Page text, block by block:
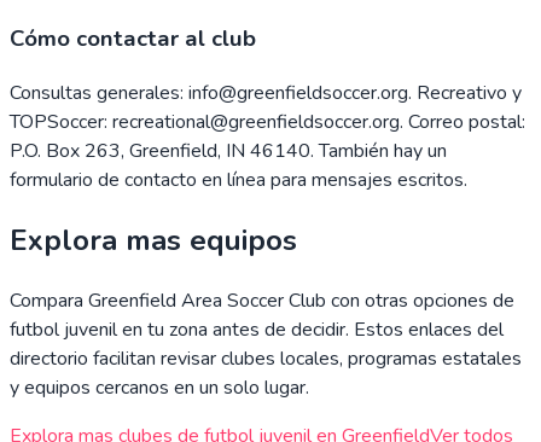
Cómo contactar al club
Consultas generales: info@greenfieldsoccer.org. Recreativo y
TOPSoccer: recreational@greenfieldsoccer.org. Correo postal:
P.O. Box 263, Greenfield, IN 46140. También hay un
formulario de contacto en línea para mensajes escritos.
Explora mas equipos
Compara Greenfield Area Soccer Club con otras opciones de
futbol juvenil en tu zona antes de decidir. Estos enlaces del
directorio facilitan revisar clubes locales, programas estatales
y equipos cercanos en un solo lugar.
Explora mas clubes de futbol juvenil en GreenfieldVer todos